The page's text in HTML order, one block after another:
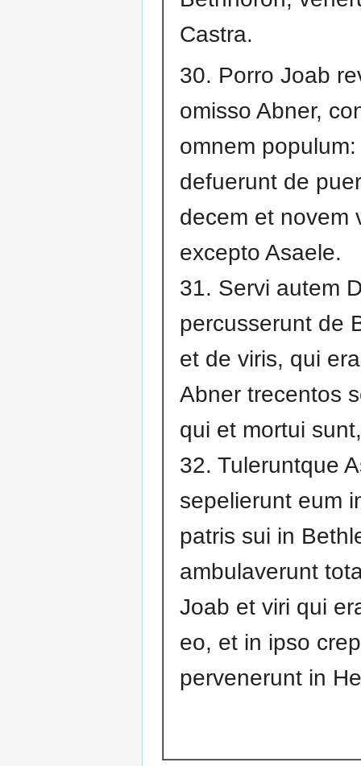
Castra.
30. Porro Joab
omisso Abner,
omnem
defuerunt de
decem et novem
excepto Asaele.
31. Servi autem
percusserunt de
et de viris, qui
Abner trecentos
qui et mortui sunt,
32. Tuleruntque
sepelierunt eum
patris sui in
ambulaverunt
Joab et viri qui
eo, et in ipso
pervenerunt in